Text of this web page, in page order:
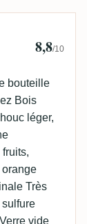
8,8/10
bouteille
Bois
léger,
orange
Très
sulfure
vide